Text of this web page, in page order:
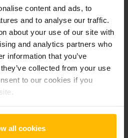
content and ads, to
and to analyse our traffic.
about your use of our site with
and analytics partners who
information that you’ve
collected from your use
to our cookies if you
all cookies
Blei-Säure, 48 V / 625 Ah
Ja, 48 V / 100 A
2026
2020
1600 kg